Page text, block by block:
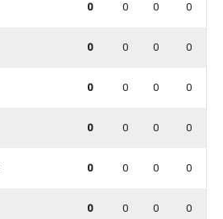
0 0 0 0
0 0 0 0
0 0 0 0
0 0 0 0
0 0 0 0
0 0 0 0